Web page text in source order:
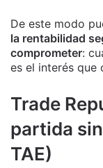
De este modo
la rentabilidad
comprometer:
es el interés que
Trade
partida
TAE)